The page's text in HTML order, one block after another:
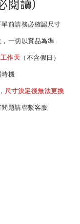
閱讀）
單前請務必確認尺寸
一切以實品為準
作天 （不含假日）
機
尺寸決定後無法更換
題請聯繫客服